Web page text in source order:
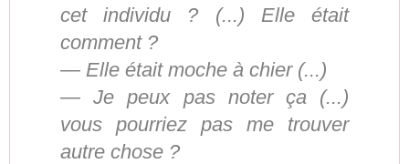
cet individu ? (...) Elle était
comment ?
— Elle était moche à chier (...)
— Je peux pas noter ça (...)
vous pourriez pas me trouver
autre chose ?